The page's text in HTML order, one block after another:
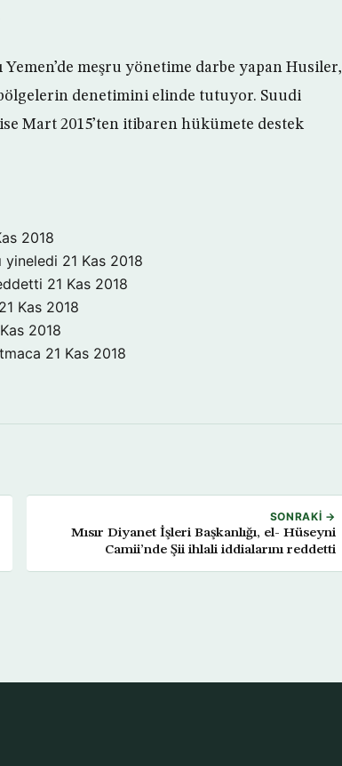
meşru yönetime darbe yapan Husiler,
bölgelerin denetimini elinde tutuyor. Suudi
Mart 2015’ten itibaren hükümete destek
2018
yineledi 21 Kas 2018
21 Kas 2018
21 Kas 2018
2018
21 Kas 2018
SONRAKI →
Mısır Diyanet İşleri Başkanlığı, el- Hüseyni
Camii’nde Şii ihlali iddialarını reddetti